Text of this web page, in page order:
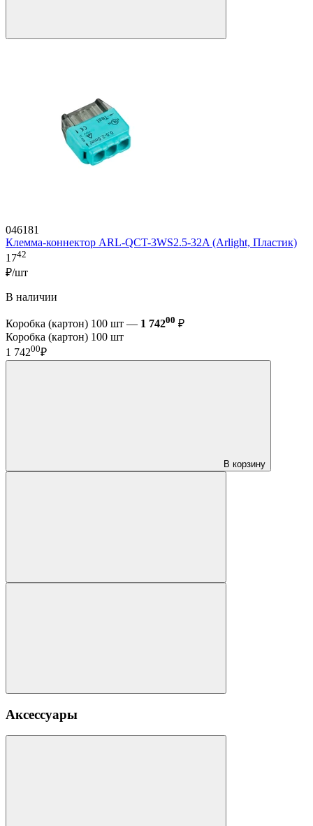
046181
Клемма-коннектор ARL-QCT-3WS2.5-32A (Arlight, Пластик)
1742
₽/шт
В наличии
Коробка (картон) 100 шт — 1 74200 ₽
Коробка (картон) 100 шт
1 74200₽
В корзину
Аксессуары